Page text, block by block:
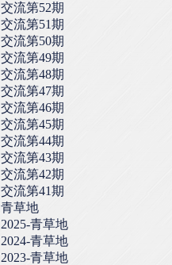
交流第52期
交流第51期
交流第50期
交流第49期
交流第48期
交流第47期
交流第46期
交流第45期
交流第44期
交流第43期
交流第42期
交流第41期
青草地
2025-青草地
2024-青草地
2023-青草地